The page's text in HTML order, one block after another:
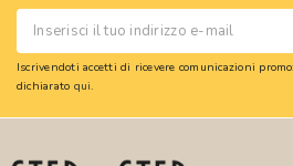
Iscrivendoti accetti di ricevere comunicazioni
dichiarato qui.